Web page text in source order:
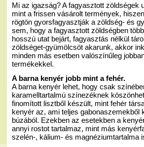
Mi az igazság? A fagyasztott zöldségek
mint a frissen vásárolt termények,
rögtön gyorsfagyasztják a zöldség- és
sem, hogy a fagyasztott zöldségben
hosszú utat bejárt, fagyasztás nélkül
zöldséget-gyümölcsöt akarunk, akkor
minden más esetben valószínűleg
termékekkel.
A barna kenyér jobb mint a fehér.
A barna kenyér lehet, hogy csak
karamelltartalmú színezéknek
finomított lisztből készült, mint fehér
kenyér az, ami teljes gabonaszemekből
búzából. Ezekben az esetekben a
annyi rostot tartalmaz, mint más
szelén-, kálium- és magnéziumtartalma